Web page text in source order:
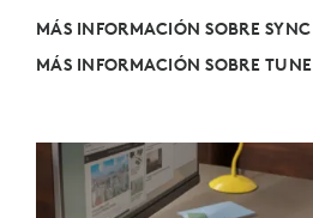
MÁS INFORMACIÓN SOBRE SYNC
MÁS INFORMACIÓN SOBRE TUNE